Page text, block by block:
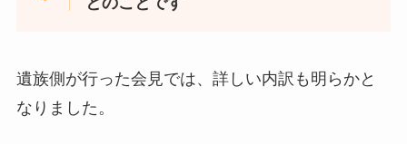
遺族側が行った会見では、詳しい内訳も明らかと
なりました。